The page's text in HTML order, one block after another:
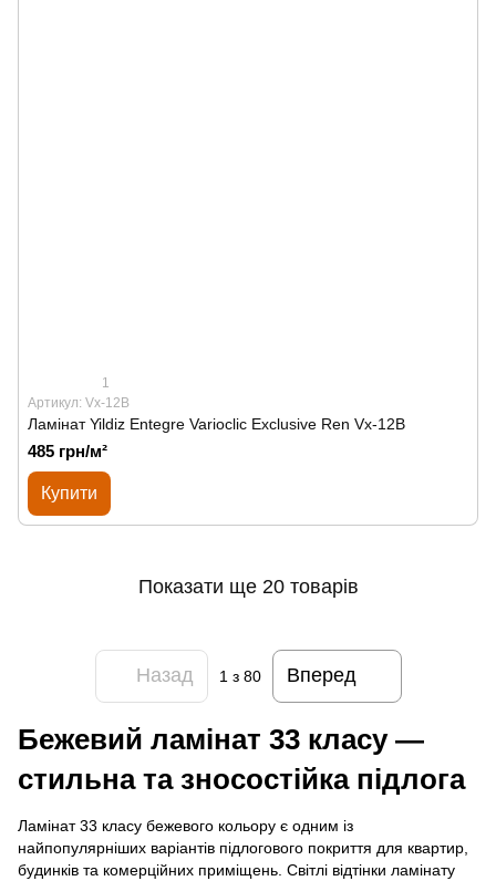
1
Артикул: Vx-12B
Ламінат Yildiz Entegre Varioclic Exclusive Ren Vx-12B
485 грн/м²
Купити
Показати ще 20 товарів
Назад 1 з 80 Вперед
Бежевий ламінат 33 класу —
стильна та зносостійка підлога
Ламінат 33 класу бежевого кольору є одним із
найпопулярніших варіантів підлогового покриття для квартир,
будинків та комерційних приміщень. Світлі відтінки ламінату